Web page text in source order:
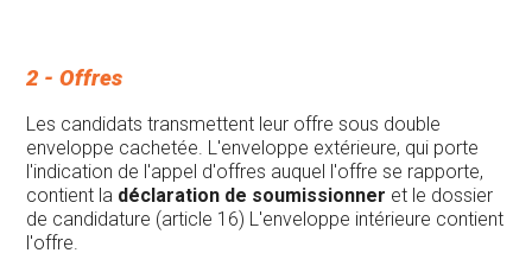
2 - Offres
Les candidats transmettent leur offre sous double
enveloppe cachetée. L'enveloppe extérieure, qui porte
l'indication de l'appel d'offres auquel l'offre se rapporte,
contient la déclaration de soumissionner et le dossier
de candidature (article 16) L'enveloppe intérieure contient
l'offre.